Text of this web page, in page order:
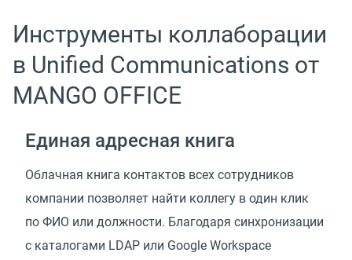
Инструменты коллаборации
в Unified Communications от
MANGO OFFICE
Единая адресная книга
Облачная книга контактов всех сотрудников
компании позволяет найти коллегу в один клик
по ФИО или должности. Благодаря синхронизации
с каталогами LDAP или Google Workspace